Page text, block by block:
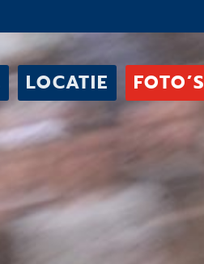
LOCATIE FOTO’S